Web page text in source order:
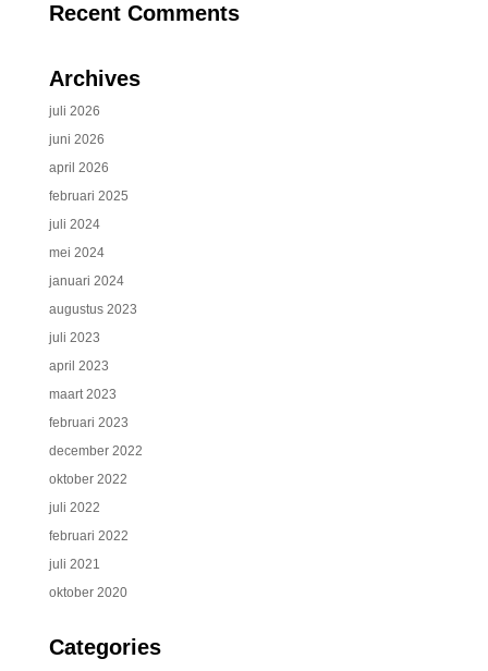
Recent Comments
Archives
juli 2026
juni 2026
april 2026
februari 2025
juli 2024
mei 2024
januari 2024
augustus 2023
juli 2023
april 2023
maart 2023
februari 2023
december 2022
oktober 2022
juli 2022
februari 2022
juli 2021
oktober 2020
Categories